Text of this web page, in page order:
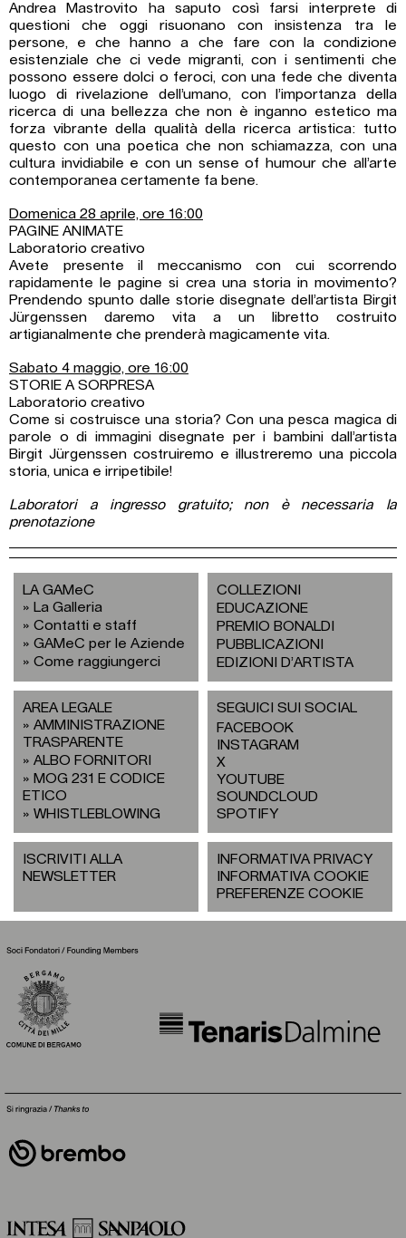
Andrea Mastrovito ha saputo così farsi interprete di
questioni che oggi risuonano con insistenza tra le
persone, e che hanno a che fare con la condizione
esistenziale che ci vede migranti, con i sentimenti che
possono essere dolci o feroci, con una fede che diventa
luogo di rivelazione dell’umano, con l’importanza della
ricerca di una bellezza che non è inganno estetico ma
forza vibrante della qualità della ricerca artistica: tutto
questo con una poetica che non schiamazza, con una
cultura invidiabile e con un sense of humour che all’arte
contemporanea certamente fa bene.
Domenica 28 aprile, ore 16:00
PAGINE ANIMATE
Laboratorio creativo
Avete presente il meccanismo con cui scorrendo
rapidamente le pagine si crea una storia in movimento?
Prendendo spunto dalle storie disegnate dell’artista Birgit
Jürgenssen daremo vita a un libretto costruito
artigianalmente che prenderà magicamente vita.
Sabato 4 maggio, ore 16:00
STORIE A SORPRESA
Laboratorio creativo
Come si costruisce una storia? Con una pesca magica di
parole o di immagini disegnate per i bambini dall’artista
Birgit Jürgenssen costruiremo e illustreremo una piccola
storia, unica e irripetibile!
Laboratori a ingresso gratuito; non è necessaria la
prenotazione
LA GAMeC
La Galleria
Contatti e staff
GAMeC per le Aziende
Come raggiungerci
COLLEZIONI
EDUCAZIONE
PREMIO BONALDI
PUBBLICAZIONI
EDIZIONI D’ARTISTA
AREA LEGALE
AMMINISTRAZIONE
TRASPARENTE
ALBO FORNITORI
MOG 231 E CODICE
ETICO
WHISTLEBLOWING
SEGUICI SUI SOCIAL
FACEBOOK
INSTAGRAM
X
YOUTUBE
SOUNDCLOUD
SPOTIFY
ISCRIVITI ALLA
NEWSLETTER
INFORMATIVA PRIVACY
INFORMATIVA COOKIE
PREFERENZE COOKIE